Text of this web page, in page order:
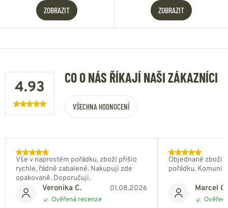
ZOBRAZIT ZOBRAZIT
4.93
CO O NÁS ŘÍKAJÍ NAŠI ZÁKAZNÍCI
VŠECHNA HODNOCENÍ
Veronika C. 01.08.2026
Ověřená recenze
Vše v naprostém pořádku, zboží přišlo
rychle, řádně zabalené. Nakupuji zde
opakovaně. Doporučuji.
Marcel
Objednané zboží
pořádku.